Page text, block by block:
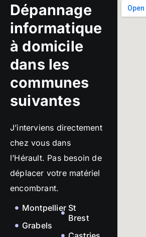
Dépannage
informatique
à domicile
dans les
communes
suivantes
J’interviens directement
chez vous dans
l’Hérault. Pas besoin de
déplacer votre matériel
encombrant.
Montpellier
Grabels
St
Brest